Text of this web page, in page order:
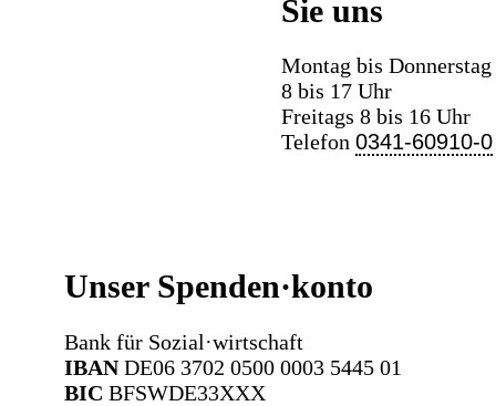
Sie uns
Montag bis Donnerstag
8 bis 17 Uhr
Freitags 8 bis 16 Uhr
Telefon 0341-60910-0
Unser Spenden·konto
Bank für Sozial·wirtschaft
IBANDE06 3702 0500 0003 5445 01
BIC BFSWDE33XXX